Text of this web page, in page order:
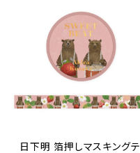
日下明 箔押しマスキングテ